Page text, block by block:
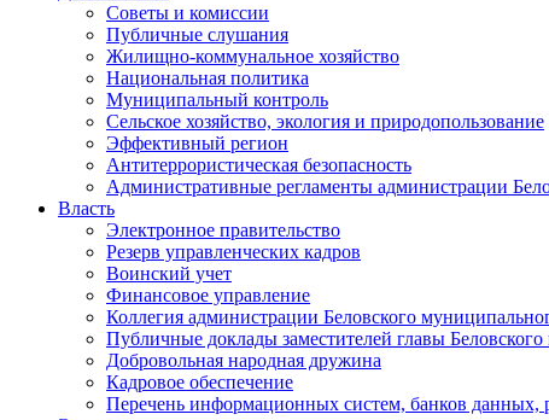
Советы и комиссии
Публичные слушания
Жилищно-коммунальное хозяйство
Национальная политика
Муниципальный контроль
Сельское хозяйство, экология и природопользование
Эффективный регион
Антитеррористическая безопасность
Административные регламенты администрации
Власть
Электронное правительство
Резерв управленческих кадров
Воинский учет
Финансовое управление
Коллегия администрации Беловского
Публичные доклады заместителей главы
Добровольная народная дружина
Кадровое обеспечение
Перечень информационных систем, банков данных,